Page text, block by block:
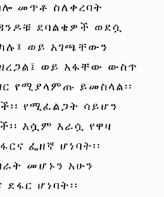
መጥቶ ስለቀረባት
ደባልቄዎች ወደሷ
ወይ አገጫቸውን
ወይ አፋቸው ውስጥ
የሚያላምጡ ይመስላል፡፡
የሚፈልጋት ሳይሆን
እሷም እራሷ የዋዛ
ፌዘኛ ሆነባት፡፡
መሆኑን አሁን
ሆነባት፡፡